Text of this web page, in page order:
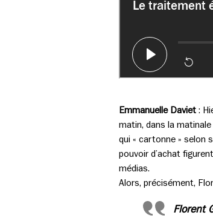
Emmanuelle Daviet :
matin, dans la
qui « cartonne » selon
pouvoir d’achat
médias.
Alors, précisément,
Florent